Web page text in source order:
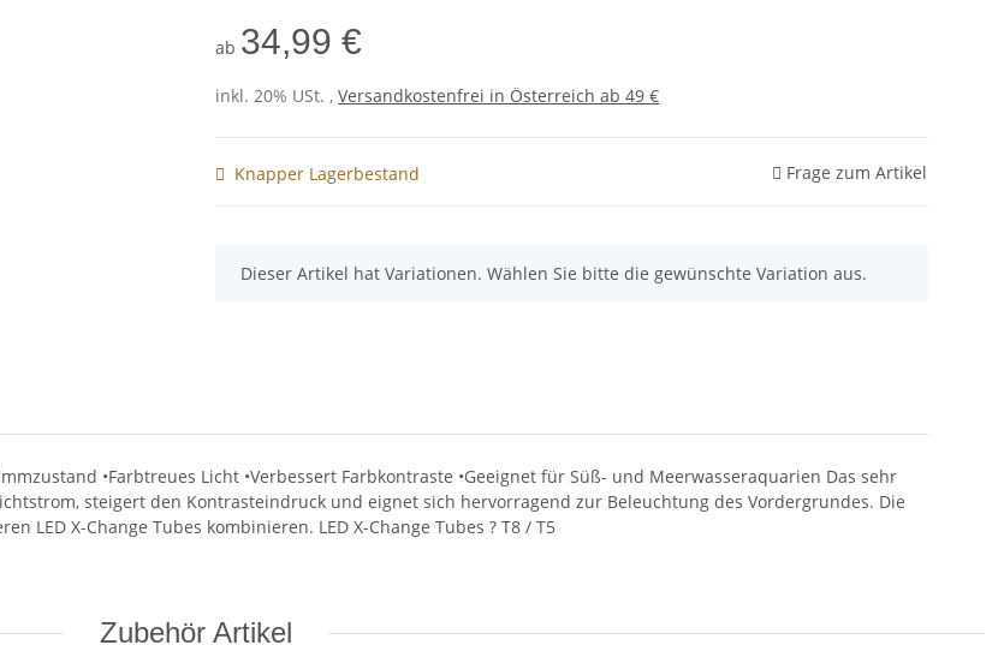
ab 34,99 €
inkl. 20% USt. , Versandkostenfrei in Österreich ab 49 €
Knapper Lagerbestand Frage zum Artikel
x
Dieser Artikel hat Variationen. Wählen Sie bitte die gewünschte Variation aus.
•Farbtreues Licht •Verbessert Farbkontraste •Geeignet für Süß- und Meerwasseraquarien Das sehr
steigert den Kontrasteindruck und eignet sich hervorragend zur Beleuchtung des Vordergrundes. Die
LED X-Change Tubes kombinieren. LED X-Change Tubes ? T8 / T5
Zubehör Artikel